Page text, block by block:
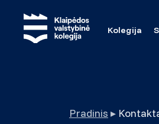
Kolegija
Pradinis ▸